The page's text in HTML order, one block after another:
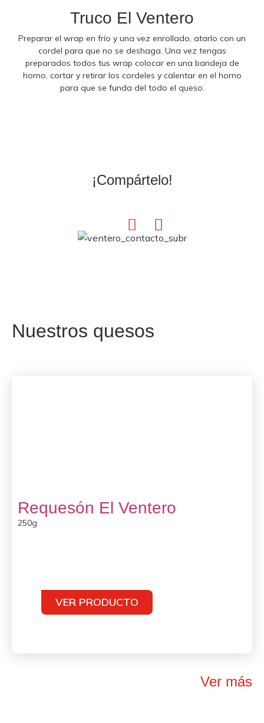
Truco El Ventero
Preparar el wrap en frío y una vez enrollado, atarlo con un
cordel para que no se deshaga. Una vez tengas
preparados todos tus wrap colocar en una bandeja de
horno, cortar y retirar los cordeles y calentar en el horno
para que se funda del todo el queso.
¡Compártelo!
Nuestros quesos
Requesón El Ventero
250g
VER PRODUCTO
Ver más